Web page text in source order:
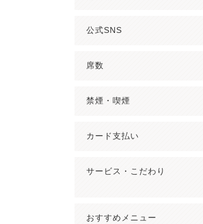
公式SNS
席数
禁煙・喫煙
カード支払い
サービス・こだわり
おすすめ メニュー